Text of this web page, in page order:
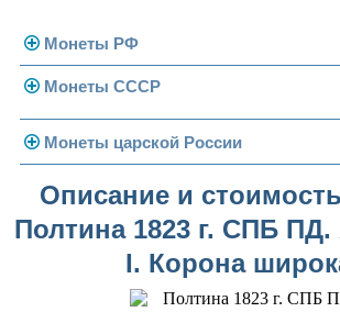
Монеты РФ
Современная Россия
Монеты 1991-1993 гг.
Монеты СССР
Погодовка СССР
Монеты 1958 года
Золотые червонцы
Памятные и юбилейные
Монеты царской России
Николай II (1894-1917)
Золото
Александр III (1881-1894)
Александр II (1855-1881)
Описание и
Полтина 1823 г. СПБ ПД.
I. Корона